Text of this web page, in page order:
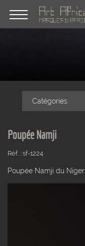
Catégories
Poupée Namji
Réf. : sf-1224
Poupée Namji du